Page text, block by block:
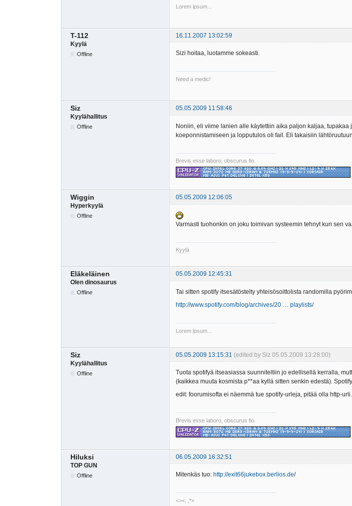
Lorem ipsum...
T-112
16.11.2007 13:02:59
Kyylä
Offline Sizi hoitaa, luotamme sokeasti.
Need a medic!
Siz
05.05.2009 11:58:46
Kyylähallitus
Offline
Noniin, eli viime lanien alle käytettiin aika paljon kaljaa,
koeponnistamiseen ja lopputulos oli fail. Eli takaisiin
Brevis esse laboro, obscurus fio.
Wiggin
05.05.2009 12:06:05
Hyperkyylä
Offline
Varmasti tuohonkin on joku toimivan systeemin tehnyt kun sen
Kyylä
Eläkeläinen
05.05.2009 12:45:31
Olen dinosaurus
Offline
Tai sitten spotify itsesätöstelty yhteisösoittolista randomilla
http://www.spotify.com/blog/archives/20 … playlists/
Lorem ipsum...
Siz 05.05.2009 13:15:31 (edited by Siz 05.05.2009 13:28:00)
Kyylähallitus
Offline
Tuota spotifyä itseasiassa suunniteltiin jo edellisellä kerralla,
(kaikkea muuta kosmista p**aa kyllä sitten senkin edestä).
edit: foorumisofta ei näemmä tue spotify-urleja, pitää olla http-urli.
Brevis esse laboro, obscurus fio.
Hiluksi
06.05.2009 16:32:51
TOP GUN
Offline Mitenkäs tuo: http://exit66jukebox.berlios.de/
<><, ,*>